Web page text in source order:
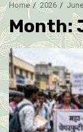
Home 2026 June
Month: